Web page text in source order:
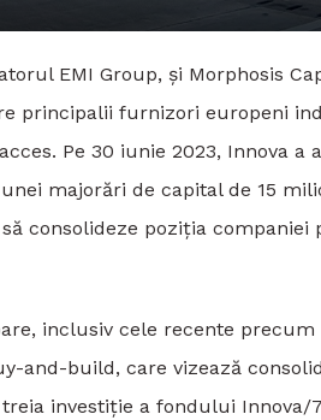
EMI Group, și Morphosis
principalii furnizori europeni
Pe 30 iunie 2023, Innova a
majorări de capital de 15
consolideze poziția companiei
inclusiv cele recente precum
and-build, care vizează
investiție a fondului Innova/